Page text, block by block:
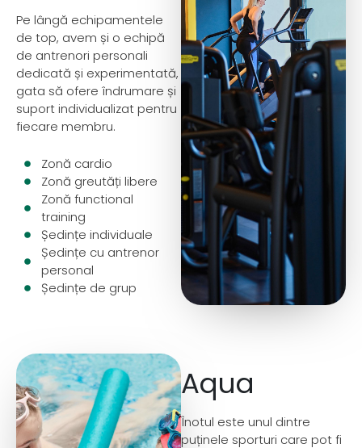
Pe lângă echipamentele
de top, avem și o echipă
de antrenori personali
dedicată și experimentată,
gata să ofere îndrumare și
suport individualizat pentru
fiecare membru.
Zonă cardio
Zonă greutăți libere
Zonă functional
training
Ședințe individuale​
Ședințe cu antrenor
personal
Ședințe de grup
Aqua
Înotul este unul dintre
puținele sporturi care pot fi